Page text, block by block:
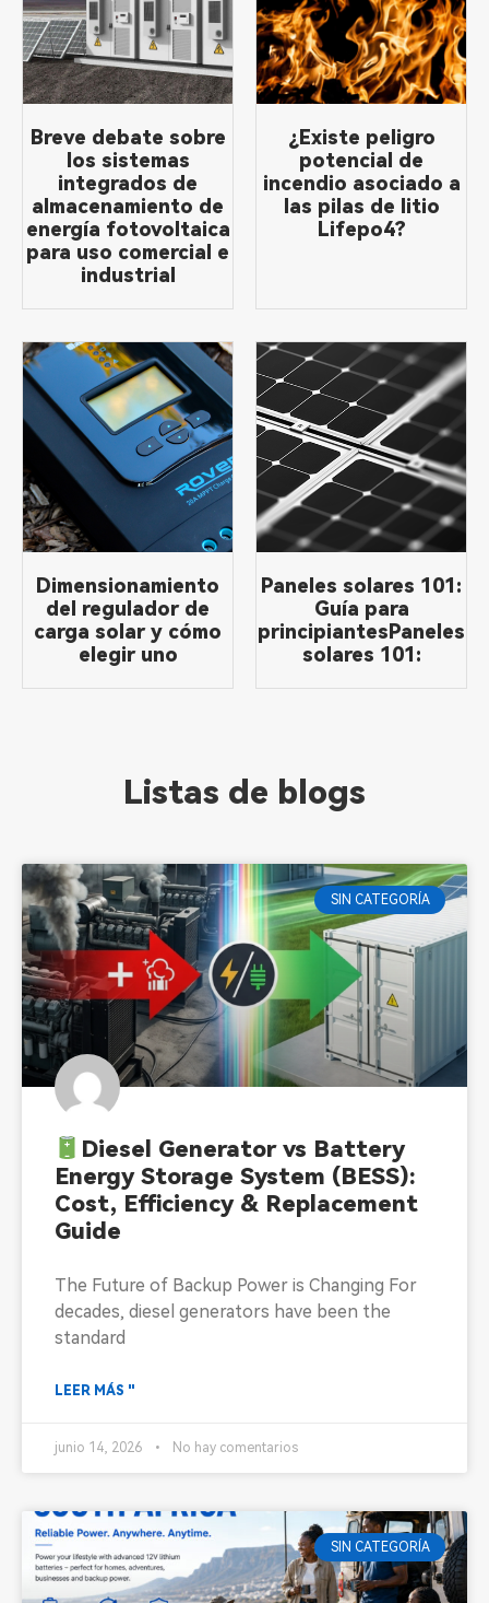
Breve debate sobre
los sistemas
integrados de
almacenamiento de
energía fotovoltaica
para uso comercial e
industrial
¿Existe peligro
potencial de
incendio asociado a
las pilas de litio
Lifepo4?
Dimensionamiento
del regulador de
carga solar y cómo
elegir uno
Paneles solares 101:
Guía para
principiantesPaneles
solares 101:
Listas de blogs
SIN CATEGORÍA
Diesel Generator vs Battery
Energy Storage System (BESS):
Cost, Efficiency & Replacement
Guide
The Future of Backup Power is Changing For
decades, diesel generators have been the
standard
LEER MÁS "
junio 14, 2026 No hay comentarios
SIN CATEGORÍA